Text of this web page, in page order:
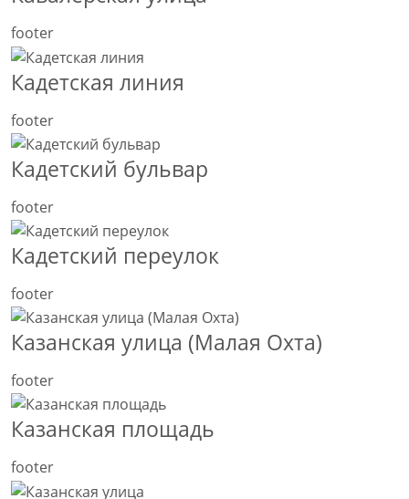
footer
Кадетская линия
footer
Кадетский бульвар
footer
Кадетский переулок
footer
Казанская улица (Малая Охта)
footer
Казанская площадь
footer